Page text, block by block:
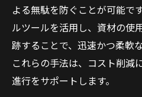
よる無駄を防ぐことが可能で
ルツールを活用し、資材の使
跡することで、迅速かつ柔軟
これらの手法は、コスト削減
進行をサポートします。